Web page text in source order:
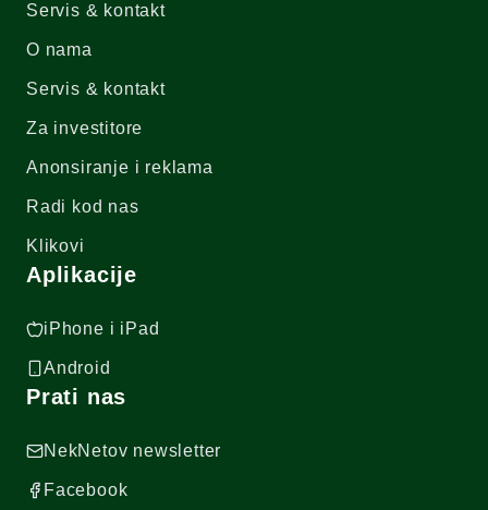
Servis & kontakt
O nama
Servis & kontakt
Za investitore
Anonsiranje i reklama
Radi kod nas
Klikovi
Aplikacije
iPhone i iPad
Android
Prati nas
NekNetov newsletter
Facebook